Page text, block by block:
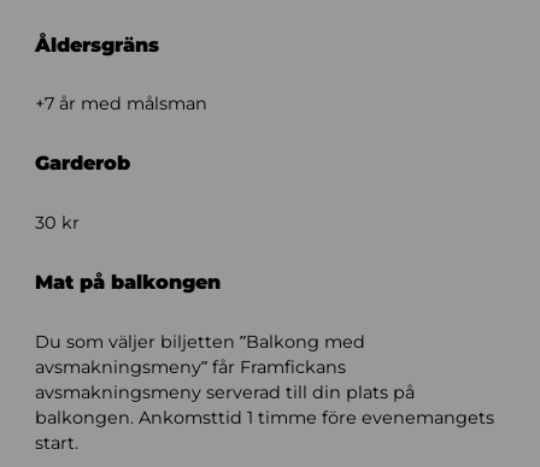
Åldersgräns
+7 år med målsman
Garderob
30 kr
Mat på balkongen
Du som väljer biljetten ”Balkong med
avsmakningsmeny” får Framfickans
avsmakningsmeny serverad till din plats på
balkongen. Ankomsttid 1 timme före evenemangets
start.